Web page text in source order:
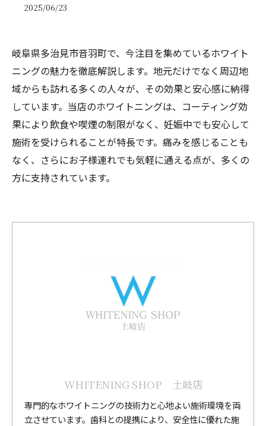
2025/06/23
岐阜県多治見市音羽町で、今注目を集めているホワイト
ニングの魅力を徹底解説します。地元だけでなく周辺地
域からも訪れる多くの人々が、その効果と安心感に納得
しています。当店のホワイトニングは、コーティング効
果により飲食や喫煙の制限がなく、妊娠中でも安心して
施術を受けられることが特長です。痛みを感じることも
なく、さらにお子様連れでも気軽に通える点が、多くの
方に支持されています。
WHITENING SHOP 土岐店
専門的なホワイトニングの技術力と心地よい施術環境を両
立させています。歯科との提携により、安全性に優れた施